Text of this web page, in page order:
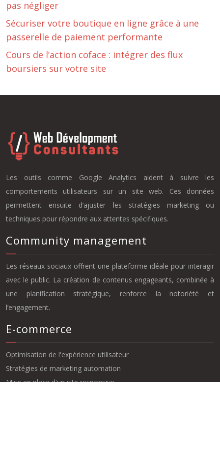
pas négliger
Sécuriser votre boutique en ligne grâce à une
passerelle de paiement performante
Cours de l’action coface : intégrer des flux
boursiers sur votre site
Les outils comme Google Analytics aident à suivre les
comportements utilisateurs sur un site web. Ces données
permettent ensuite d’ajuster les stratégies marketing ou
techniques pour répondre aux attentes spécifiques.
Community management
Les réseaux sociaux offrent une plateforme idéale pour interagir
avec le public. La création de contenus engageants, combinée à
une planification stratégique, renforce la notoriété et
l’engagement.
E-commerce
Optimisation de l'expérience utilisateur
Stratégies de marketing automation
Mise en place d'un site responsive